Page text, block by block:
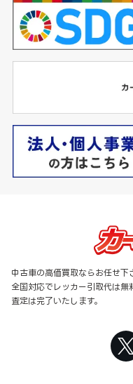
中古車の高価買取ならお任せ下
全国対応でレッカー引取代は無
査定は完了いたします。